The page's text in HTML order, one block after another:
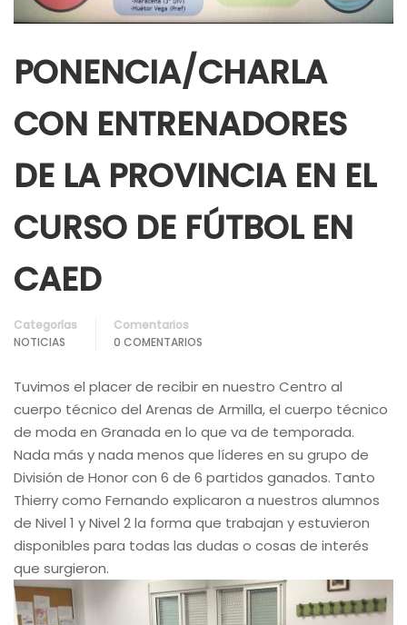
PONENCIA/CHARLA
CON ENTRENADORES
DE LA PROVINCIA EN EL
CURSO DE FÚTBOL EN
CAED
Categorías
NOTICIAS
Comentarios
0 COMENTARIOS
Tuvimos el placer de recibir en nuestro Centro al
cuerpo técnico del Arenas de Armilla, el cuerpo técnico
de moda en Granada en lo que va de temporada.
Nada más y nada menos que líderes en su grupo de
División de Honor con 6 de 6 partidos ganados. Tanto
Thierry como Fernando explicaron a nuestros alumnos
de Nivel 1 y Nivel 2 la forma que trabajan y estuvieron
disponibles para todas las dudas o cosas de interés
que surgieron.